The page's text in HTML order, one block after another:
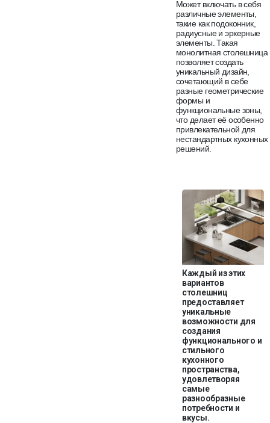
Может включать в себя
различные элементы,
такие как подоконник,
радиусные и эркерные
элементы. Такая
монолитная столешница
позволяет создать
уникальный дизайн,
сочетающий в себе
разные геометрические
формы и
функциональные зоны,
что делает её особенно
привлекательной для
нестандартных кухонных
решений.
Каждый из этих
вариантов
столешниц
предоставляет
уникальные
возможности для
создания
функционального и
стильного
кухонного
пространства,
удовлетворяя
самые
разнообразные
потребности и
вкусы.